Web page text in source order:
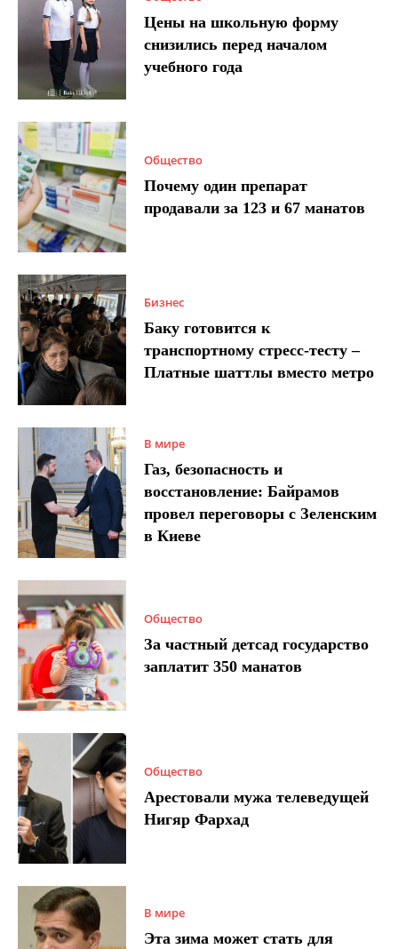
Цены на школьную форму
снизились перед началом
учебного года
Общество
Почему один препарат
продавали за 123 и 67 манатов
Бизнес
Баку готовится к
транспортному стресс-тесту –
Платные шаттлы вместо метро
В мире
Газ, безопасность и
восстановление: Байрамов
провел переговоры с Зеленским
в Киеве
Общество
За частный детсад государство
заплатит 350 манатов
Общество
Арестовали мужа телеведущей
Нигяр Фархад
В мире
Эта зима может стать для